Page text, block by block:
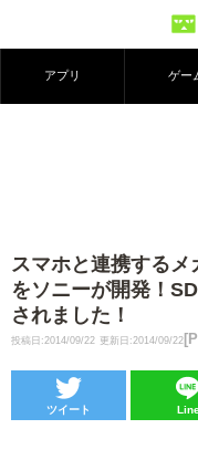
アプリ ゲー
スマホと連携する
をソニーが開発！
されました！
投稿日:2014/09/22 更新日:2014/09/22
ツイート